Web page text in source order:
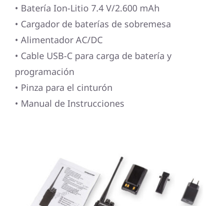
• Batería Ion-Litio 7.4 V/2.600 mAh
• Cargador de baterías de sobremesa
• Alimentador AC/DC
• Cable USB-C para carga de batería y
programación
• Pinza para el cinturón
• Manual de Instrucciones